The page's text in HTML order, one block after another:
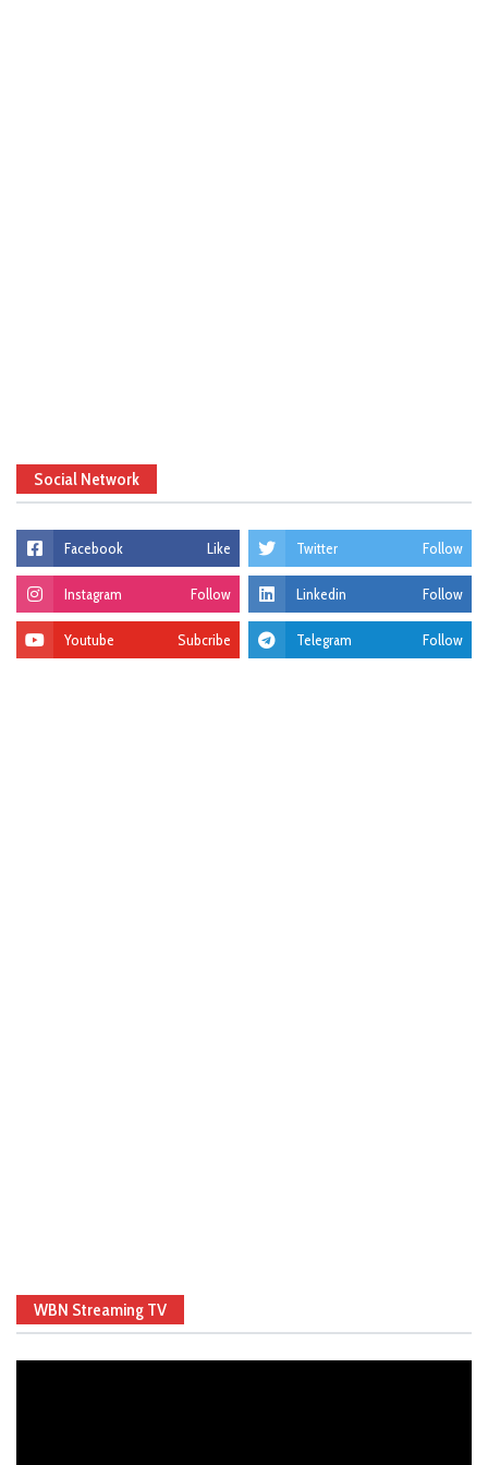
Social Network
Facebook Like Twitter Follow
Instagram Follow Linkedin Follow
Youtube Subcribe Telegram Follow
WBN Streaming TV